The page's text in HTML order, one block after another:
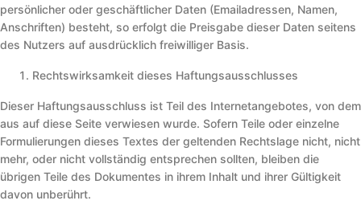
persönlicher oder geschäftlicher Daten (Emailadressen, Namen,
Anschriften) besteht, so erfolgt die Preisgabe dieser Daten seitens
des Nutzers auf ausdrücklich freiwilliger Basis.
Rechtswirksamkeit dieses Haftungsausschlusses
Dieser Haftungsausschluss ist Teil des Internetangebotes, von dem
aus auf diese Seite verwiesen wurde. Sofern Teile oder einzelne
Formulierungen dieses Textes der geltenden Rechtslage nicht, nicht
mehr, oder nicht vollständig entsprechen sollten, bleiben die
übrigen Teile des Dokumentes in ihrem Inhalt und ihrer Gültigkeit
davon unberührt.